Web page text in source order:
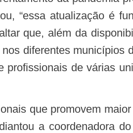
“essa atualização é
que, além da
diferentes municípios
profissionais de várias
a coordenadora do